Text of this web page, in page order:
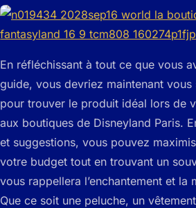
En réfléchissant à tout ce que vous
guide, vous devriez maintenant
pour trouver le produit idéal lors de
aux boutiques de Disneyland Paris.
et suggestions, vous pouvez
votre budget tout en trouvant un
vous rappellera l’enchantement et la
Que ce soit une peluche, un